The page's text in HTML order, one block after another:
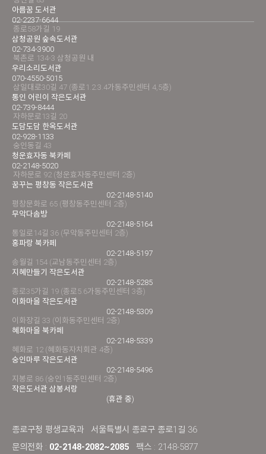
아름꿈 도서관
02-2237-6644
종로58가길 19
삼청공원 숲속도서관
02-734-3900
북촌로 134-3 삼청공원 내
우리소리도서관
070-4550-5015
삼일대로30길 47 (종로1.2.3.4가동주민센터 4,5층)
통인 어린이 작은도서관
02-739-8444
자하문로13길 20
도담도담 한옥도서관
02-928-1133
숭인동길 43
청운효자동 북카페
02-2148-5020
자하문로 92 (청운효자동주민센터 2층)
꿈꾸는 평창동 작은도서관
02-2148-5140
평창문화로 65 (평창동주민센터 2층)
무악다솜방
02-2148-5164
통일로14길 36 (무악동주민센터 2층)
홍파랑 북카페
02-2148-5197
송월길 154 (교남동주민센터 2층)
지혜만들기 작은도서관
02-2148-5285
종로35가길 19 (종로5.6가동주민센터 3층)
이화마을 작은도서관
02-2148-5309
이화장길 33 (이화동주민센터 2층)
혜화마을 북카페
02-2148-5339
혜화로 12 (혜화동자치회관 4층)
숭인마루 작은도서관
02-2148-5496
지봉로 86 (숭인1동주민센터 2층)
작은도서관 삼봉서랑
(휴관 중)
종로구청 평생교육과
서울특별시 종로구 종로1길 36
문의전화 : 02-2148-2082~2085 팩스 : 2148-5877